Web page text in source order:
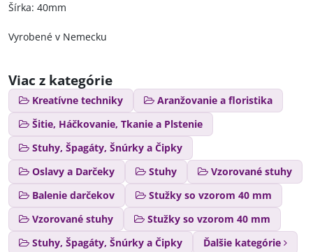
Šírka: 40mm
Vyrobené v Nemecku
Viac z kategórie
Kreatívne techniky
Aranžovanie a floristika
Šitie, Háčkovanie, Tkanie a Plstenie
Stuhy, Špagáty, Šnúrky a Čipky
Oslavy a Darčeky
Stuhy
Vzorované stuhy
Balenie darčekov
Stužky so vzorom 40 mm
Vzorované stuhy
Stužky so vzorom 40 mm
Stuhy, Špagáty, Šnúrky a Čipky
Ďalšie kategórie